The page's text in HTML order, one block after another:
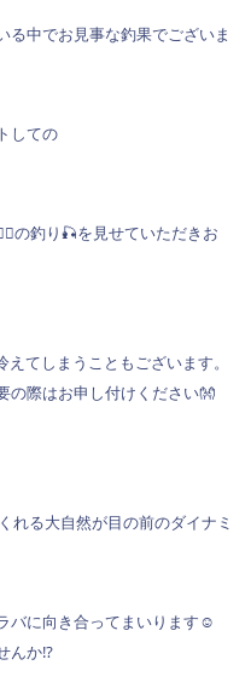
る中でお見事な釣果でございま
しての
の釣り🎣を見せていただきお
てしまうこともございます。
の際はお申し付けください👐
る大自然が目の前のダイナミ
バに向き合ってまいります☺️
んか⁉️